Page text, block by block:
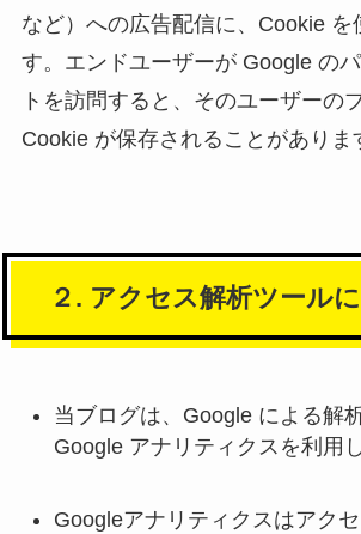
など）への広告配信に、Cookie を
す。エンドユーザーが Google の
トを訪問すると、そのユーザーの
Cookie が保存されることがありま
２. アクセス解析ツール
当ブログは、Google による解
Google アナリティクスを利用
Googleアナリティクスはアク